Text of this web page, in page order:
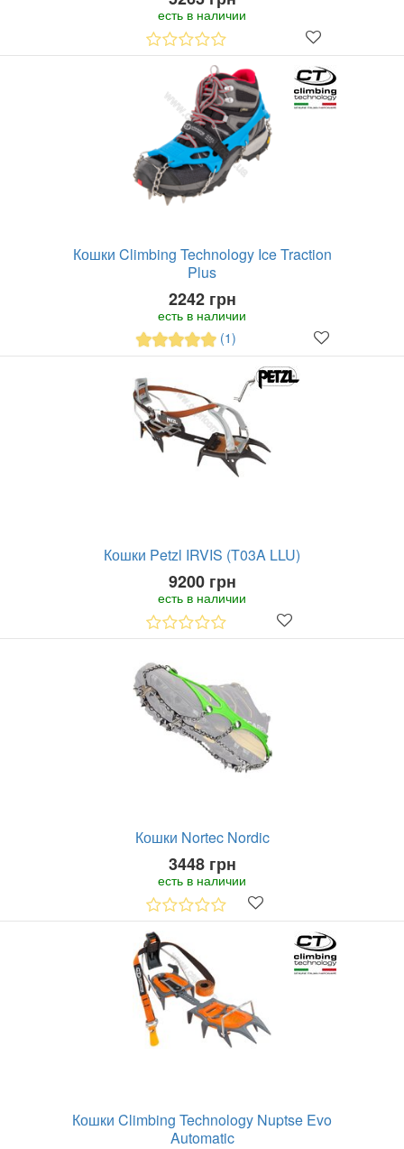
есть в наличии
Кошки Climbing Technology Ice Traction
Plus
2242 грн
есть в наличии
(1)
Кошки Petzl IRVIS (T03A LLU)
9200 грн
есть в наличии
Кошки Nortec Nordic
3448 грн
есть в наличии
Кошки Climbing Technology Nuptse Evo
Automatic